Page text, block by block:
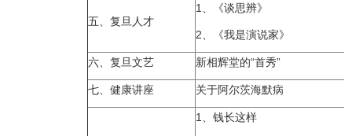
五、复旦人才
1、《谈思辨》
2、《我是演说家》
六、复旦文艺 新相辉堂的“首秀”
七、健康讲座 关于阿尔茨海默病
1、钱长这样